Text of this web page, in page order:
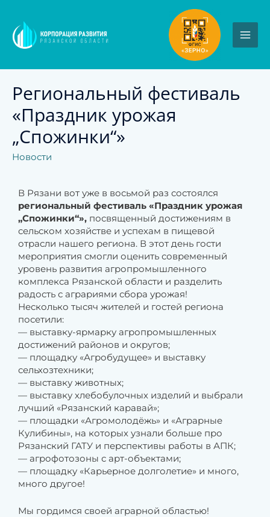
Региональный фестиваль
«Праздник урожая
„Спожинки“»
Новости
В Рязани вот уже в восьмой раз состоялся
региональный фестиваль «Праздник урожая
„Спожинки“», посвященный достижениям в
сельском хозяйстве и успехам в пищевой
отрасли нашего региона. В этот день гости
мероприятия смогли оценить современный
уровень развития агропромышленного
комплекса Рязанской области и разделить
радость с аграриями сбора урожая!
Несколько тысяч жителей и гостей региона
посетили:
— выставку-ярмарку агропромышленных
достижений районов и округов;
— площадку «Агробудущее» и выставку
сельхозтехники;
— выставку животных;
— выставку хлебобулочных изделий и выбрали
лучший «Рязанский каравай»;
— площадки «Агромолодёжь» и «Аграрные
Кулибины», на которых узнали больше про
Рязанский ГАТУ и перспективы работы в АПК;
— агрофотозоны с арт-объектами;
— площадку «Карьерное долголетие» и много,
много другое!
Мы гордимся своей аграрной областью!